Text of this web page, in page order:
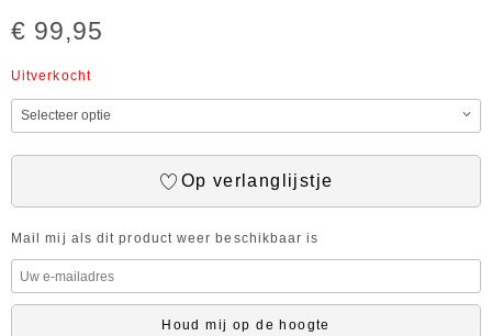
€ 99,95
Uitverkocht
Op verlanglijstje
Mail mij als dit product weer beschikbaar is
Houd mij op de hoogte